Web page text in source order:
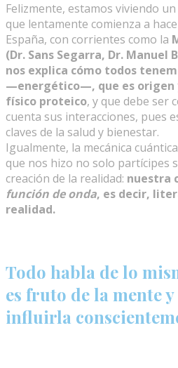
Felizmente, estamos viviendo
que lentamente comienza a
España, con corrientes como la
(Dr. Sans Segarra, Dr. Manuel
nos explica cómo todos
—energético—, que es origen
físico proteico, y que debe ser
cuenta sus interacciones, pues
claves de la salud y bienestar.
Igualmente, la mecánica
que nos hizo no solo partícipes
creación de la realidad: nuestra
función de onda, es decir,
realidad.
Todo habla de lo
es fruto de la mente
influirla